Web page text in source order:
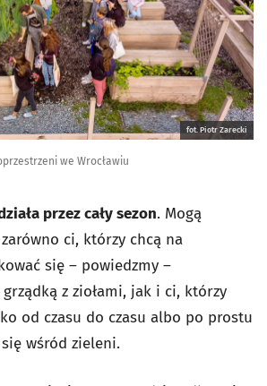
fot. Piotr Zarecki
we Wrocławiu
przez cały sezon. Mogą
ci, którzy chcą na
się – powiedzmy –
z ziołami, jak i ci, którzy
od czasu do czasu albo po prostu
wśród zieleni.